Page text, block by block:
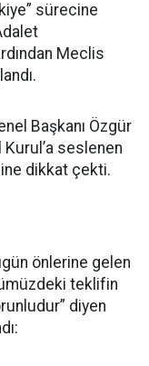
sürecine
Meclis
Başkanı Özgür
Kurul’a seslenen
dikkat çekti.
önlerine gelen
teklifin
diyen